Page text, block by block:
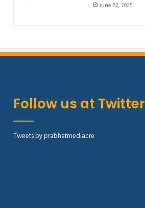
June 22, 2025
Follow us at Twitter
Tweets by prabhatmediacre